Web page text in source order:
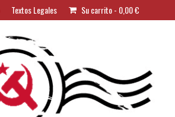
Textos Legales Su carrito- 0,00€